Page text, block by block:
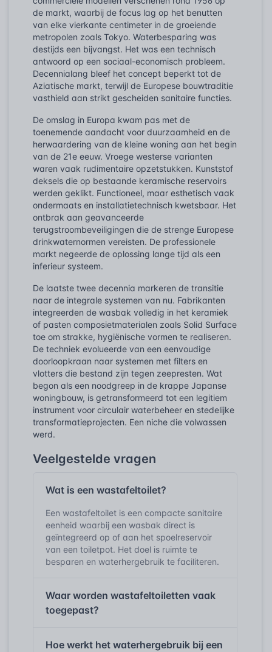
de markt, waarbij de focus lag op het benutten
van elke vierkante centimeter in de groeiende
metropolen zoals Tokyo. Waterbesparing was
destijds een bijvangst. Het was een technisch
antwoord op een sociaal-economisch probleem.
Decennialang bleef het concept beperkt tot de
Aziatische markt, terwijl de Europese bouwtraditie
vasthield aan strikt gescheiden sanitaire functies.
De omslag in Europa kwam pas met de
toenemende aandacht voor duurzaamheid en de
herwaardering van de kleine woning aan het begin
van de 21e eeuw. Vroege westerse varianten
waren vaak rudimentaire opzetstukken. Kunststof
deksels die op bestaande keramische reservoirs
werden geklikt. Functioneel, maar esthetisch vaak
ondermaats en installatietechnisch kwetsbaar. Het
ontbrak aan geavanceerde
terugstroombeveiligingen die de strenge Europese
drinkwaternormen vereisten. De professionele
markt negeerde de oplossing lange tijd als een
inferieur systeem.
De laatste twee decennia markeren de transitie
naar de integrale systemen van nu. Fabrikanten
integreerden de wasbak volledig in het keramiek
of pasten composietmaterialen zoals Solid Surface
toe om strakke, hygiënische vormen te realiseren.
De techniek evolueerde van een eenvoudige
doorloopkraan naar systemen met filters en
vlotters die bestand zijn tegen zeepresten. Wat
begon als een noodgreep in de krappe Japanse
woningbouw, is getransformeerd tot een legitiem
instrument voor circulair waterbeheer en stedelijke
transformatieprojecten. Een niche die volwassen
werd.
Veelgestelde vragen
Wat is een wastafeltoilet?
Een wastafeltoilet is een compacte sanitaire
eenheid waarbij een wasbak direct is
geïntegreerd op of aan het spoelreservoir
van een toiletpot. Het doel is ruimte te
besparen en waterhergebruik te faciliteren.
Waar worden wastafeltoiletten vaak
toegepast?
Hoe werkt het waterhergebruik bij een